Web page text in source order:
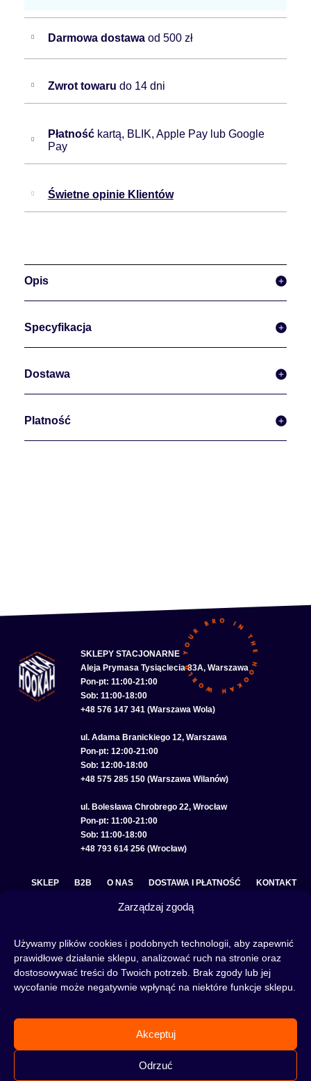
Zarządzaj zgodą
Używamy plików cookies i podobnych technologii, aby zapewnić
prawidłowe działanie sklepu, analizować ruch na stronie oraz
dostosowywać treści do Twoich potrzeb. Brak zgody lub jej
wycofanie może negatywnie wpłynąć na niektóre funkcje sklepu.
Akceptuj
Odrzuć
Darmowa dostawa od 500 zł
Zwrot towaru do 14 dni
Płatność kartą, BLIK, Apple Pay lub Google
Pay
Świetne opinie Klientów
Opis
Specyfikacja
Dostawa
Platność
SKLEPY STACJONARNE
Aleja Prymasa Tysiąclecia 83A, Warszawa
Pon-pt: 11:00-21:00
Sob: 11:00-18:00
+48 576 147 341 (Warszawa Wola)
ul. Adama Branickiego 12, Warszawa
Pon-pt: 12:00-21:00
Sob: 12:00-18:00
+48 575 285 150 (Warszawa Wilanów)
ul. Bolesława Chrobrego 22, Wrocław
Pon-pt: 11:00-21:00
Sob: 11:00-18:00
+48 793 614 256 (Wrocław)
SKLEP B2B O NAS DOSTAWA I PŁATNOŚĆ KONTAKT
POLITYKA PRYWATNOŚCI
to miejsce jest idealne dla Ciebie! Odwiedź nasz
artykułów, albo nie czekaj i od razu przejdź do naszego shisha-sklepu i zacznij zakupy.